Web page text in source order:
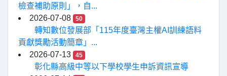
檢查補助原則」，自...
2026-07-08
50
轉知數位發展部「115年度臺灣主權AI訓練語料
貢獻獎勵活動簡章」...
2026-07-13
45
彰化縣高級中等以下學校學生申訴資訊宣導